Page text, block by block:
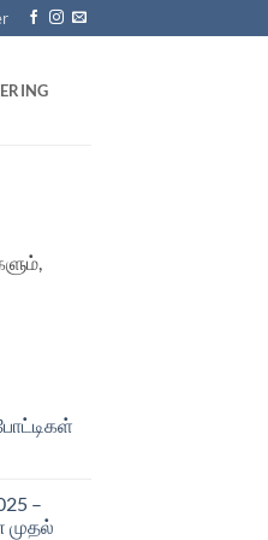
–
முதல்